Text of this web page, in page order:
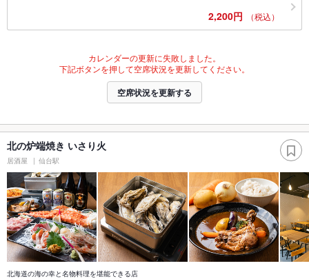
2,200円 （税込）
カレンダーの更新に失敗しました。
下記ボタンを押して空席状況を更新してください。
空席状況を更新する
北の炉端焼き いさり火
居酒屋 仙台駅
北海道の海の幸と名物料理を堪能できる店